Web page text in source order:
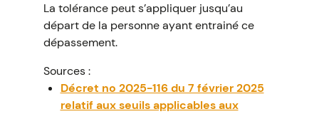
La tolérance peut s’appliquer jusqu’au
départ de la personne ayant entrainé ce
dépassement.
Sources :
Décret no 2025-116 du 7 février 2025
relatif aux seuils applicables aux